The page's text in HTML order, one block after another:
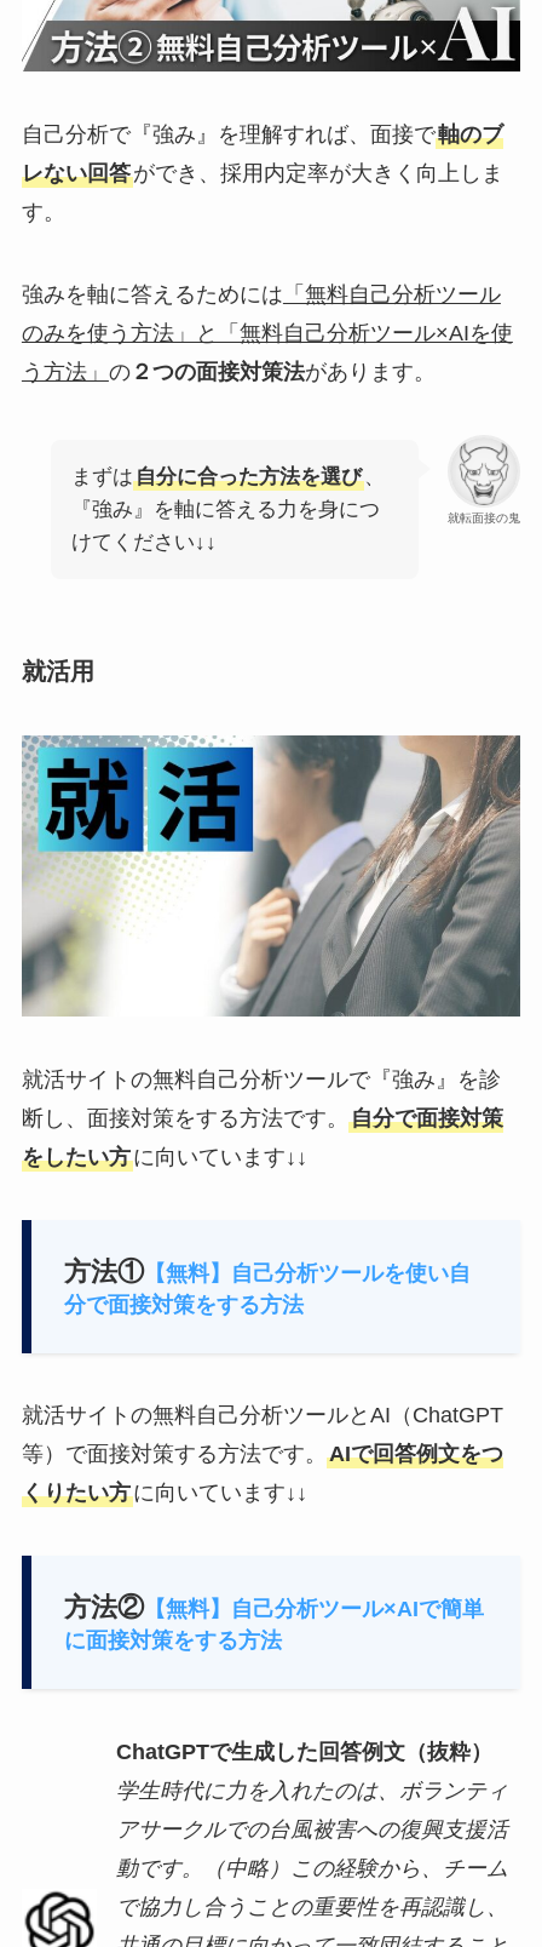
自己分析で『強み』を理解すれば、面接で軸のブ
レない回答ができ、採用内定率が大きく向上しま
す。
強みを軸に答えるためには 「無料自己分析ツール
のみを使う方法」と「無料自己分析ツール×AIを使
う方法」 の２つの面接対策法があります。
就転面接の鬼
まずは自分に合った方法を選び、
『強み』を軸に答える力を身につ
けてください↓↓
就活用
就活サイトの無料自己分析ツールで『強み』を診
断し、面接対策をする方法です。 自分で面接対策
をしたい方に向いています↓↓
方法①【無料】自己分析ツールを使い自
分で面接対策をする方法
就活サイトの無料自己分析ツールとAI（ChatGPT
等）で面接対策する方法です。 AIで回答例文をつ
くりたい方に向いています↓↓
方法②【無料】自己分析ツール×AIで簡単
に面接対策をする方法
ChatGPTで生成した回答例文（抜粋）
学生時代に力を入れたのは、ボランティ
アサークルでの台風被害への復興支援活
動です。（中略）この経験から、チーム
で協力し合うことの重要性を再認識し、